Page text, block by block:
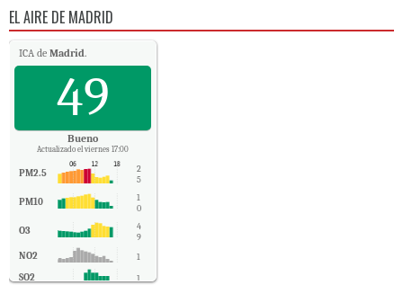
EL AIRE DE MADRID
ICA de Madrid.
49
Bueno
Actualizado el viernes 17:00
PM2.5
2
5
PM10
1
0
O3
4
9
NO2 1
SO2 1